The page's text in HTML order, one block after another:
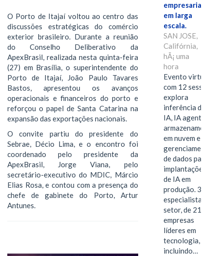
O Porto de Itajaí voltou ao centro das
discussões estratégicas do comércio
exterior brasileiro. Durante a reunião
do Conselho Deliberativo da
ApexBrasil, realizada nesta quinta-feira
(27) em Brasília, o superintendente do
Porto de Itajaí, João Paulo Tavares
Bastos, apresentou os avanços
operacionais e financeiros do porto e
reforçou o papel de Santa Catarina na
expansão das exportações nacionais.
O convite partiu do presidente do
Sebrae, Décio Lima, e o encontro foi
coordenado pelo presidente da
ApexBrasil, Jorge Viana, pelo
secretário-executivo do MDIC, Márcio
Elias Rosa, e contou com a presença do
chefe de gabinete do Porto, Artur
Antunes.
empresarial
em larga
escala.
SAN JOSE,
Califórnia,
hÃ¡ uma
hora
Evento virtual
com 12 sessões
explora
inferência de
IA, IA agentiva,
armazenamento
em nuvem e
gerenciamento
de dados para
implantações
de IA em
produção. 38
especialistas do
setor, de 21
empresas
líderes em
tecnologia,
incluindo…